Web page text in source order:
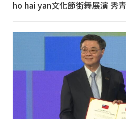
ho hai yan文化節街舞展演 秀